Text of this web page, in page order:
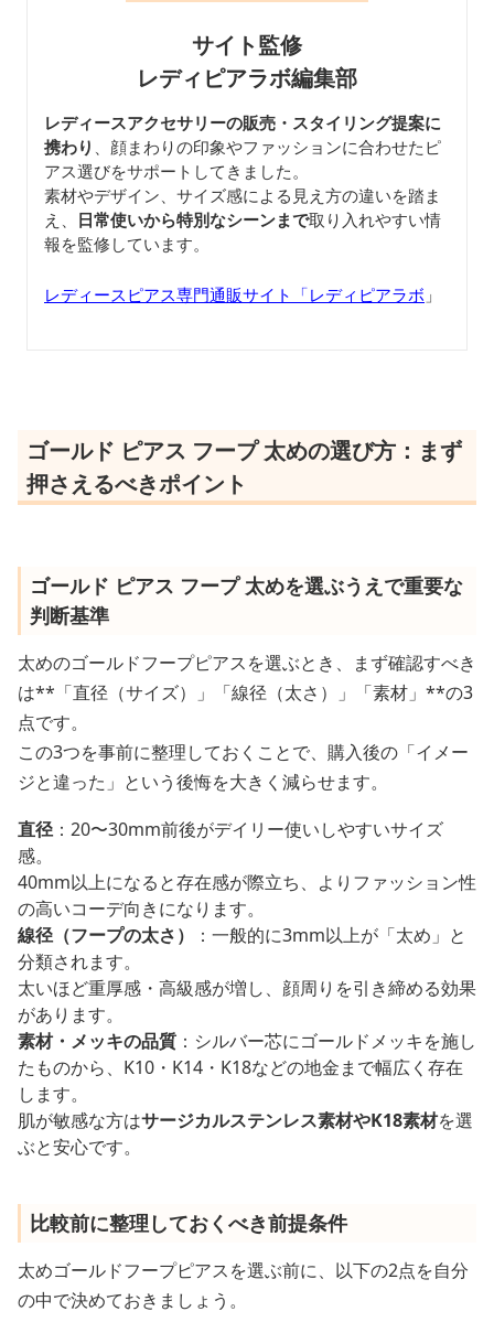
サイト監修
レディピアラボ編集部
レディースアクセサリーの販売・スタイリング提案に
携わり
、顔まわりの印象やファッションに合わせたピ
アス選びをサポートしてきました。
素材やデザイン、サイズ感による見え方の違いを踏ま
え、 日常使いから特別なシーンまで取り入れやすい情
報を監修しています。
レディースピアス専門通販サイト「レディピアラボ 」
ゴールド ピアス フープ 太めの選び方：まず
押さえるべきポイント
ゴールド ピアス フープ 太めを選ぶうえで重要な
判断基準
太めのゴールドフープピアスを選ぶとき、まず確認すべき
は**「直径（サイズ）」「線径（太さ）」「素材」**の3
点です。
この3つを事前に整理しておくことで、購入後の「イメー
ジと違った」という後悔を大きく減らせます。
直径：20〜30mm前後がデイリー使いしやすいサイズ
感。
40mm以上になると存在感が際立ち、よりファッション性
の高いコーデ向きになります。
線径（フープの太さ）
：一般的に3mm以上が「太め」と
分類されます。
太いほど重厚感・高級感が増し、顔周りを引き締める効果
があります。
素材・メッキの品質 ：シルバー芯にゴールドメッキを施し
たものから、K10・K14・K18などの地金まで幅広く存在
します。
肌が敏感な方はサージカルステンレス素材やK18素材を選
ぶと安心です。
比較前に整理しておくべき前提条件
太めゴールドフープピアスを選ぶ前に、以下の2点を自分
の中で決めておきましょう。